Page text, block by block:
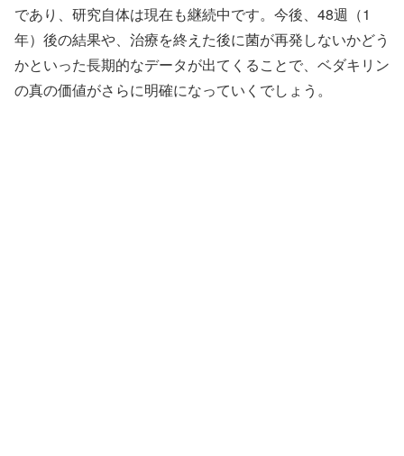
であり、研究自体は現在も継続中です。今後、48週（1
年）後の結果や、治療を終えた後に菌が再発しないかどう
かといった長期的なデータが出てくることで、ベダキリン
の真の価値がさらに明確になっていくでしょう。